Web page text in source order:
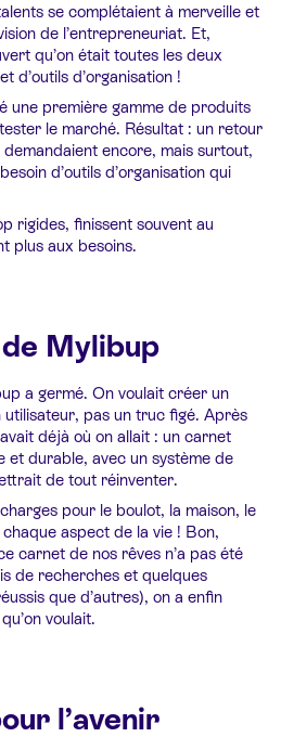
se complétaient à merveille et
de l’entrepreneuriat. Et,
qu’on était toutes les deux
d’outils d’organisation !
une première gamme de produits
le marché. Résultat : un retour
encore, mais surtout,
d’outils d’organisation qui
rigides, finissent souvent au
plus aux besoins.
de Mylibup
a germé. On voulait créer un
utilisateur, pas un truc figé. Après
déjà où on allait : un carnet
et durable, avec un système de
de tout réinventer.
pour le boulot, la maison, le
aspect de la vie ! Bon,
carnet de nos rêves n’a pas été
de recherches et quelques
que d’autres), on a enfin
voulait.
l’avenir